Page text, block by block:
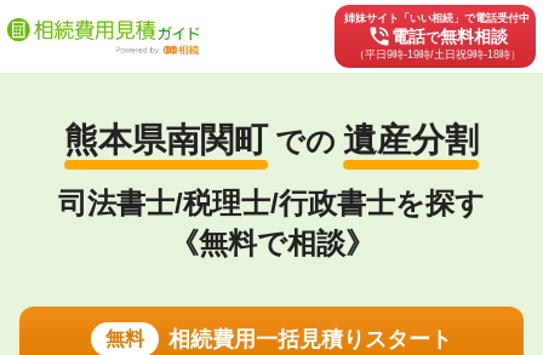
姉妹サイト「いい相続」で電話受付中
phone_in_talk電話で無料相談
（平日9時-19時/土日祝9時-18時）
熊本県南関町 での 遺産分割
司法書士/税理士/行政書士を探す
《無料で相談》
無料 相続費用一括見積りスタート